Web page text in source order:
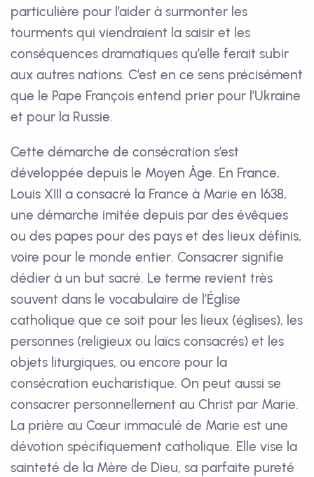
particulière pour l’aider à surmonter les
tourments qui viendraient la saisir et les
conséquences dramatiques qu’elle ferait subir
aux autres nations. C’est en ce sens précisément
que le Pape François entend prier pour l’Ukraine
et pour la Russie.
Cette démarche de consécration s’est
développée depuis le Moyen Âge. En France,
Louis XIII a consacré la France à Marie en 1638,
une démarche imitée depuis par des évêques
ou des papes pour des pays et des lieux définis,
voire pour le monde entier. Consacrer signifie
dédier à un but sacré. Le terme revient très
souvent dans le vocabulaire de l’Église
catholique que ce soit pour les lieux (églises), les
personnes (religieux ou laïcs consacrés) et les
objets liturgiques, ou encore pour la
consécration eucharistique. On peut aussi se
consacrer personnellement au Christ par Marie.
La prière au Cœur immaculé de Marie est une
dévotion spécifiquement catholique. Elle vise la
sainteté de la Mère de Dieu, sa parfaite pureté